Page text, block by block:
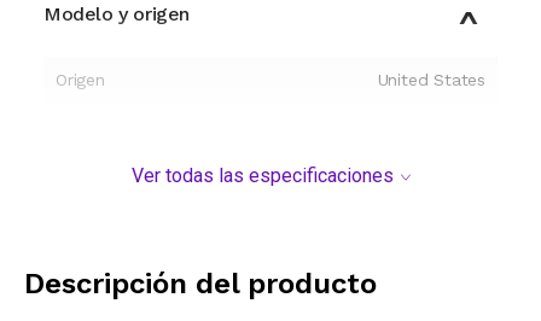
Modelo y origen
Origen United States
Ver todas las especificaciones
Descripción del producto